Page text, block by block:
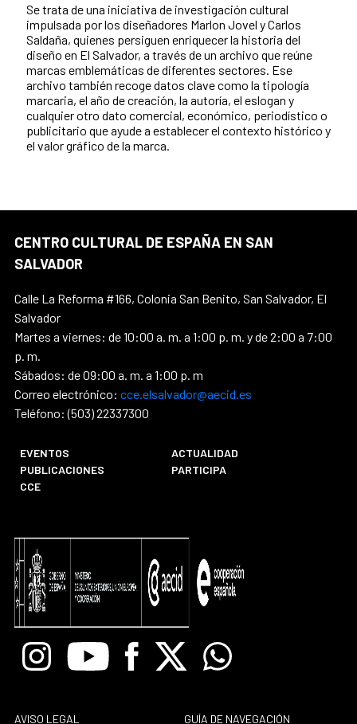
Se trata de una iniciativa de investigación cultural
impulsada por los diseñadores Marlon Jovel y Carlos
Saldaña, quienes persiguen enriquecer la historia del
diseño en El Salvador, a través de un archivo que reúne
marcas emblemáticas de diferentes sectores. Ese
archivo también recoge datos clave como la tipología
marcaria, el año de creación, la autoría, el eslogan y
cualquier otro dato comercial, económico, periodístico o
publicitario que ayude a establecer el contexto histórico y
el valor gráfico de la marca.
CENTRO CULTURAL DE ESPAÑA EN SAN
SALVADOR
Calle La Reforma #166, Colonia San Benito, San Salvador, El
Salvador
Martes a viernes: de 10:00 a. m. a 1:00 p. m. y de 2:00 a 7:00
p. m.
Sábados: de 09:00 a. m. a 1:00 p. m
Correo electrónico: cce.elsalvador@aecid.es
Teléfono: (503) 22337300
EVENTOS
ACTUALIDAD
PUBLICACIONES
PARTICIPA
CCE
InstagramYoutube Facebook
X Whatsapp
AVISO LEGAL
GUÍA DE NAVEGACIÓN